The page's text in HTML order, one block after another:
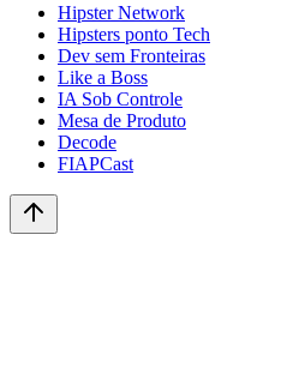
Hipster Network
Hipsters ponto Tech
Dev sem Fronteiras
Like a Boss
IA Sob Controle
Mesa de Produto
Decode
FIAPCast